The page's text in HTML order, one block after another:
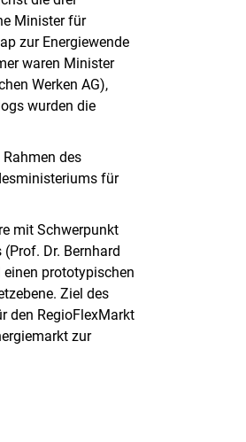
Minister für
zur Energiewende
waren Minister
Werken AG),
wurden die
des
für
mit Schwerpunkt
Dr. Bernhard
einen prototypischen
Ziel des
den RegioFlexMarkt
zur
Fenster)